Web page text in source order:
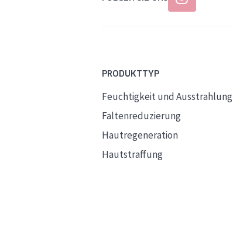
PRODUKTTYP
Feuchtigkeit und Ausstrahlung
Faltenreduzierung
Hautregeneration
Hautstraffung